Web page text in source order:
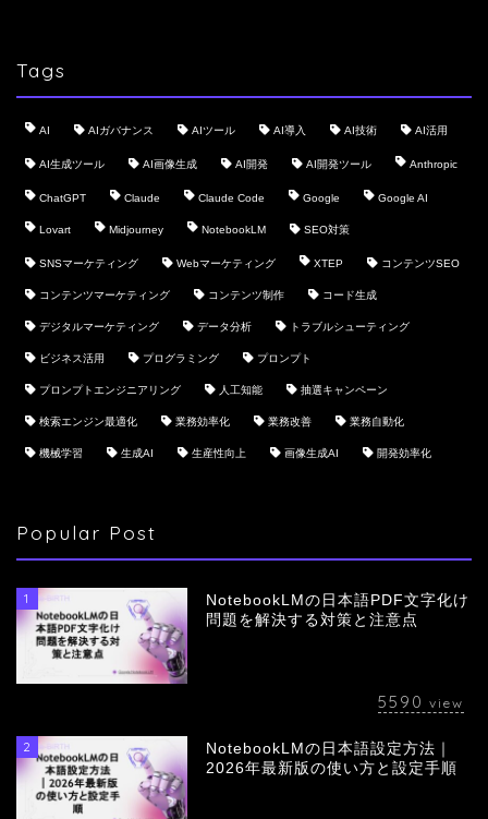
Tags
AI AIガバナンス AIツール AI導入 AI技術 AI活用
AI生成ツール AI画像生成 AI開発 AI開発ツール Anthropic
ChatGPT Claude Claude Code Google Google AI
Lovart Midjourney NotebookLM SEO対策
SNSマーケティング Webマーケティング XTEP コンテンツSEO
コンテンツマーケティング コンテンツ制作 コード生成
デジタルマーケティング データ分析 トラブルシューティング
ビジネス活用 プログラミング プロンプト
プロンプトエンジニアリング 人工知能 抽選キャンペーン
検索エンジン最適化 業務効率化 業務改善 業務自動化
機械学習 生成AI 生産性向上 画像生成AI 開発効率化
Popular Post
1
NotebookLMの日本語PDF文字化け
問題を解決する対策と注意点
5590 view
2
NotebookLMの日本語設定方法｜
2026年最新版の使い方と設定手順
会社概要